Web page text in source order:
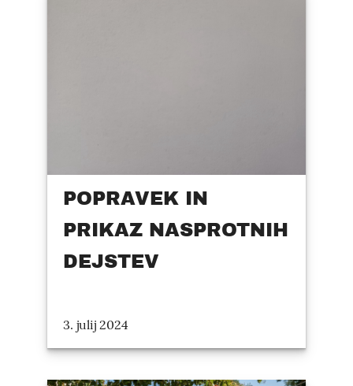
POPRAVEK IN
PRIKAZ NASPROTNIH
DEJSTEV
3. julij 2024